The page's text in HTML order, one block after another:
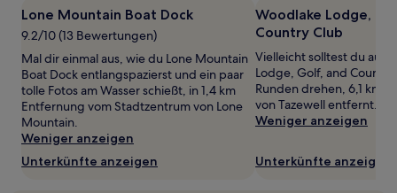
1 Übernachtung
2 Erwachsenen
gefunden
wurde.
Preise
und
Verfügbarkeiten
können
ändern.
Lone Mountain Boat Dock
9.2/10 (13 Bewertungen)
Mal dir einmal aus, wie du Lone Mountain
Boat Dock entlangspazierst und ein paar
tolle Fotos am Wasser schießt, in 1,4 km
Entfernung vom Stadtzentrum von Lone
Mountain.
Weniger anzeigen
Unterkünfte anzeigen
Woodlake Lodge,
Country Club
Vielleicht solltest du auf
Lodge, Golf, and
Runden drehen, 6,1 km
von Tazewell entfernt.
Weniger anzeigen
Unterkünfte anzeigen